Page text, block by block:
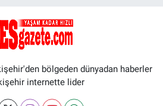
bölgeden dünyadan haberler
internette lider